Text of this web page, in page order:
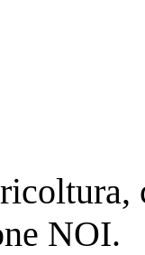
NOI.